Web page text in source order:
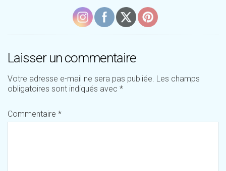
Laisser un commentaire
Votre adresse e-mail ne sera pas publiée. Les champs
obligatoires sont indiqués avec *
Commentaire *